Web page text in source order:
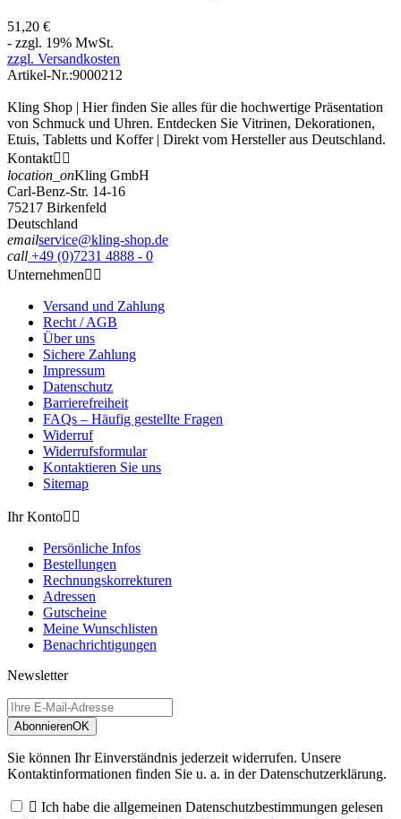
51,20 €
- zzgl. 19% MwSt.
zzgl. Versandkosten
Artikel-Nr.:9000212
Kling Shop | Hier finden Sie alles für die hochwertige Präsentation
von Schmuck und Uhren. Entdecken Sie Vitrinen, Dekorationen,
Etuis, Tabletts und Koffer | Direkt vom Hersteller aus Deutschland.
Kontakt 
location_onKling GmbH
Carl-Benz-Str. 14-16
75217 Birkenfeld
Deutschland
emailservice@kling-shop.de
call +49 (0)7231 4888 - 0
Unternehmen 
Versand und Zahlung
Recht / AGB
Über uns
Sichere Zahlung
Impressum
Datenschutz
Barrierefreiheit
FAQs – Häufig gestellte Fragen
Widerruf
Widerrufsformular
Kontaktieren Sie uns
Sitemap
Ihr Konto 
Persönliche Infos
Bestellungen
Rechnungskorrekturen
Adressen
Gutscheine
Meine Wunschlisten
Benachrichtigungen
Newsletter
AbonnierenOK
Sie können Ihr Einverständnis jederzeit widerrufen. Unsere
Kontaktinformationen finden Sie u. a. in der Datenschutzerklärung.
 Ich habe die allgemeinen Datenschutzbestimmungen gelesen